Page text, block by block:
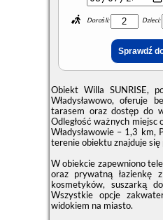
Dorośli: Dzieci:
Obiekt Willa SUNRISE,
Władysławowo, oferuje
tarasem oraz dostęp do
Odległość ważnych
Władysławowie – 1,3
terenie obiektu znajduje
W obiekcie zapewniono
oraz prywatną łazienkę
kosmetyków, suszarką
Wszystkie opcje
widokiem na miasto.